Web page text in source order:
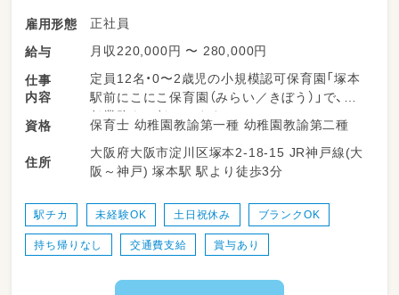
雇用形態
正社員
給与
月収220,000円 〜 280,000円
仕事
内容
定員12名・0〜2歳児の小規模認可保育園「塚本
駅前にこにこ保育園（みらい／きぼう）」で、担
任業務をお任せします。
◎0〜2歳児の担任業務（日々の保育計画・記録）
◎保護者対応、連絡帳など（記録はICT化でPC
◎遊び・生活・行事、園内環境の整備 など
＜1日の流れ（例）＞
・9:30〜 おやつ後、設定保育（戸外活動・製作・リ
資格 保育士 幼稚園教諭第一種 幼稚園教諭第二種
住所
大阪府大阪市淀川区塚本2-18-15 JR神戸線(大
阪～神戸) 塚本駅 駅より徒歩3分
駅チカ 未経験OK 土日祝休み ブランクOK
持ち帰りなし 交通費支給 賞与あり